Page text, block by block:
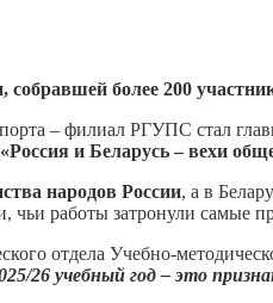
более 200
– филиал РГУПС стал
«Россия и Беларусь – вехи
народов России, а в
работы затронули самые
отдела Учебно-
учебный год – это